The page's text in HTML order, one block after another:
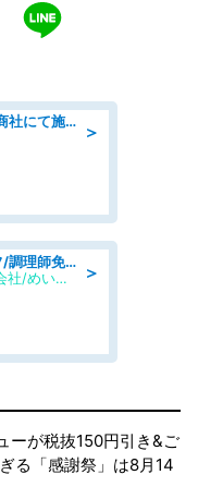
＞
工事・土木施工管理/総合技術商社にて施工管理のお仕事/即日勤務可/車通勤可/工事・土木施工管理/生産・品質管理
＞
「残業ほぼなし」調理スタッフ/調理師免許必須/正職員/日勤のみ/住宅型有料老人ホーム
めいじ永寿介護サービス 株式会社/めいじ永寿介護サービスセンター
ーが税抜150円引き&ご
る「感謝祭」は8月14